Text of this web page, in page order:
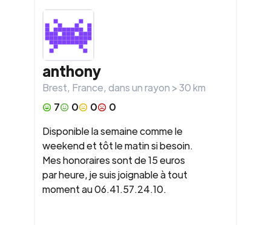
anthony
Brest, France, dans un rayon >30km
7
0 0
0
Disponible la semaine comme le
weekend et tôt le matin si besoin.
Mes honoraires sont de 15 euros
par heure, je suis joignable à tout
moment au 06.41.57.24.10.